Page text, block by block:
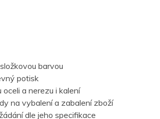
barvou
potisk
oceli a nerezu i kalení
na vybalení a zabalení zboží
dle jeho specifikace